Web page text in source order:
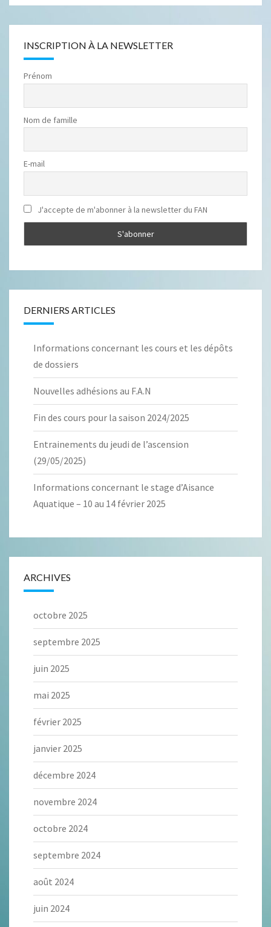
INSCRIPTION À LA NEWSLETTER
Prénom
Nom de famille
E-mail
J'accepte de m'abonner à la newsletter du FAN
DERNIERS ARTICLES
Informations concernant les cours et les dépôts
de dossiers
Nouvelles adhésions au F.A.N
Fin des cours pour la saison 2024/2025
Entrainements du jeudi de l’ascension
(29/05/2025)
Informations concernant le stage d’Aisance
Aquatique – 10 au 14 février 2025
ARCHIVES
octobre 2025
septembre 2025
juin 2025
mai 2025
février 2025
janvier 2025
décembre 2024
novembre 2024
octobre 2024
septembre 2024
août 2024
juin 2024